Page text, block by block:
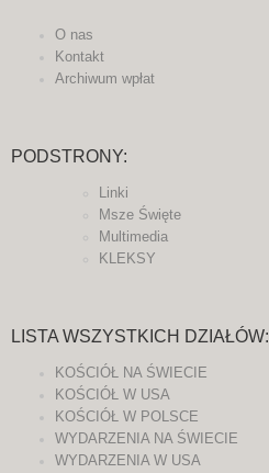
O nas
Kontakt
Archiwum wpłat
PODSTRONY:
Linki
Msze Święte
Multimedia
KLEKSY
LISTA WSZYSTKICH DZIAŁÓW:
KOŚCIÓŁ NA ŚWIECIE
KOŚCIÓŁ W USA
KOŚCIÓŁ W POLSCE
WYDARZENIA NA ŚWIECIE
WYDARZENIA W USA